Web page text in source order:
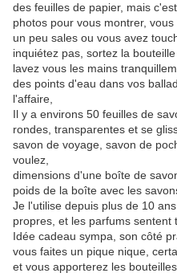
des feuilles de papier, mais
photos pour vous montrer,
un peu sales ou vous avez
inquiétez pas, sortez la
lavez vous les mains
des points d'eau dans vos
l'affaire,
Il y a environs 50 feuilles de
rondes, transparentes et se
savon de voyage, savon de
voulez,
dimensions d'une boîte de
poids de la boîte avec les
Je l'utilise depuis plus de 10
propres, et les parfums sentent
Idée cadeau sympa, son côté
vous faites un pique nique,
et vous apporterez les